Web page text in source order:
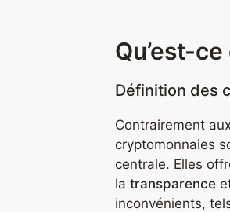
Qu’est-
Définition des
Contrairement
cryptomonnaies
centrale. Elles
la transparence
inconvénients,